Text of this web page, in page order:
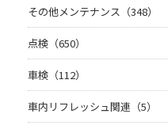
その他メンテナンス（348）
点検（650）
車検（112）
車内リフレッシュ関連（5）